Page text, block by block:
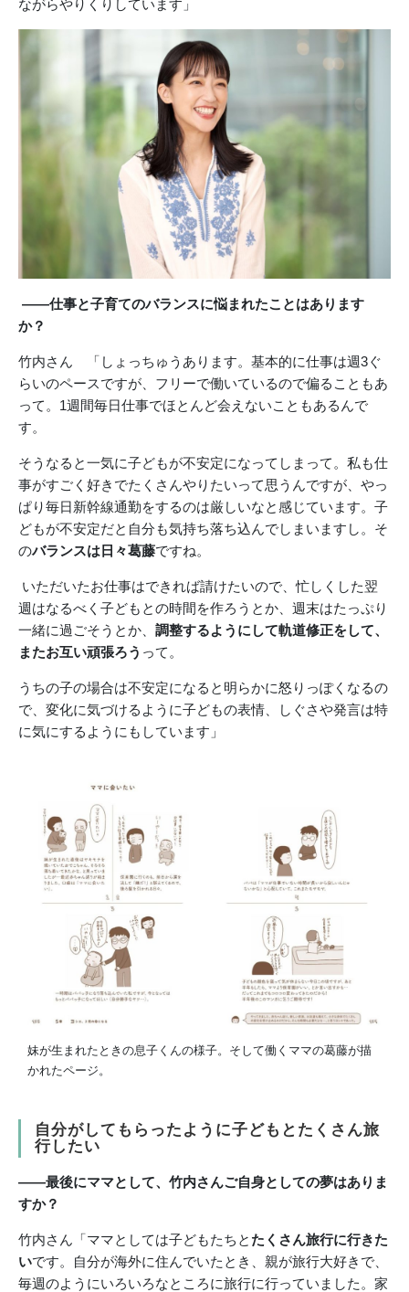
ながらやりくりしています」
――仕事と子育てのバランスに悩まれたことはあります
か？
竹内さん 「しょっちゅうあります。基本的に仕事は週3ぐ
らいのペースですが、フリーで働いているので偏ることもあ
って。1週間毎日仕事でほとんど会えないこともあるんで
す。
そうなると一気に子どもが不安定になってしまって。私も仕
事がすごく好きでたくさんやりたいって思うんですが、やっ
ぱり毎日新幹線通勤をするのは厳しいなと感じています。子
どもが不安定だと自分も気持ち落ち込んでしまいますし。そ
のバランスは日々葛藤ですね。
いただいたお仕事はできれば請けたいので、忙しくした翌
週はなるべく子どもとの時間を作ろうとか、週末はたっぷり
一緒に過ごそうとか、 調整するようにして軌道修正をして、
またお互い頑張ろう って。
うちの子の場合は不安定になると明らかに怒りっぽくなるの
で、変化に気づけるように子どもの表情、しぐさや発言は特
に気にするようにもしています」
妹が生まれたときの息子くんの様子。そして働くママの葛藤が描
かれたページ。
自分がしてもらったように子どもとたくさん旅
行したい
――最後にママとして、竹内さんご自身としての夢はありま
すか？
竹内さん「ママとしては子どもたちと たくさん旅行に行きた
いです。自分が海外に住んでいたとき、親が旅行大好きで、
毎週のようにいろいろなところに旅行に行っていました。家